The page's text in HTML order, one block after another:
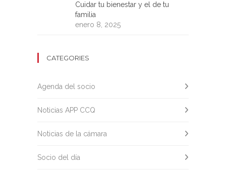
Cuidar tu bienestar y el de tu
familia
enero 8, 2025
CATEGORIES
Agenda del socio
Noticias APP CCQ
Noticias de la cámara
Socio del día